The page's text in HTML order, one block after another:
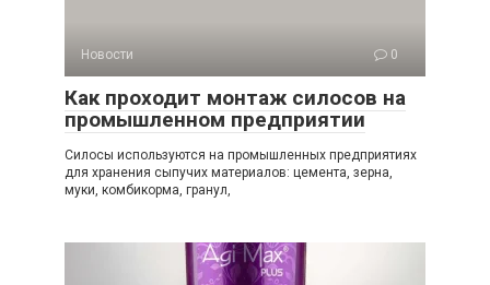
Новости 0
Как проходит монтаж силосов на
промышленном предприятии
Силосы используются на промышленных предприятиях
для хранения сыпучих материалов: цемента, зерна,
муки, комбикорма, гранул,